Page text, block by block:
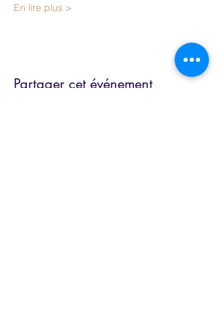
En lire plus >
Partager cet événement